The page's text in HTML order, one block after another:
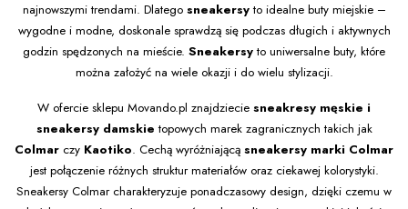
najnowszymi trendami. Dlatego sneakersyto idealne buty miejskie –
wygodne i modne, doskonale sprawdzą się podczas długich i aktywnych
godzin spędzonych na mieście. Sneakersyto uniwersalne buty, które
można założyć na wiele okazji i do wielu stylizacji.
W ofercie sklepu Movando.pl znajdziecie sneakresy męskie i
sneakersy damskie topowych marek zagranicznych takich jak
Colmar czy Kaotiko. Cechą wyróżniającą sneakersy marki Colmar
jest połączenie różnych struktur materiałów oraz ciekawej kolorystyki.
Sneakersy Colmar charakteryzuje ponadczasowy design, dzięki czemu w